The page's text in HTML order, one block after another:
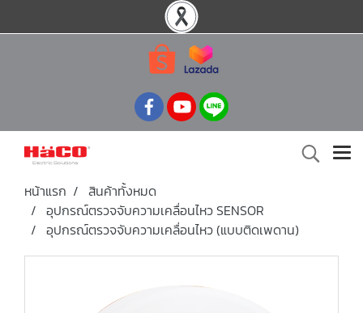
หน้าแรก
สินค้าทั้งหมด
อุปกรณ์ตรวจจับความเคลื่อนไหว SENSOR
อุปกรณ์ตรวจจับความเคลื่อนไหว (แบบติดเพดาน)